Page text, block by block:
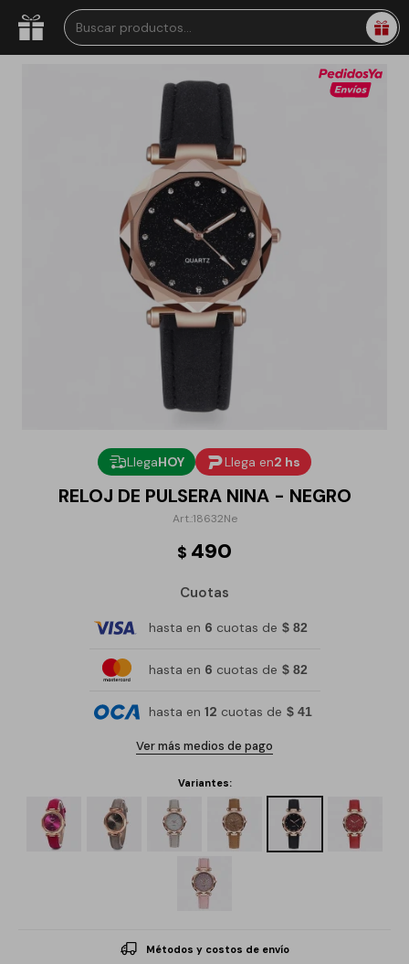
LlegaHOY Llega en2 hs
RELOJ DE PULSERA NINA - NEGRO
18632Ne
$ 490
Cuotas
hasta en 6 cuotas de $ 82
hasta en 6 cuotas de $ 82
hasta en 12 cuotas de $ 41
Ver más medios de pago
Variantes:
Métodos y costos de envío